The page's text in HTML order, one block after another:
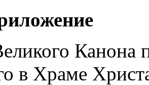
Канона
в Храме